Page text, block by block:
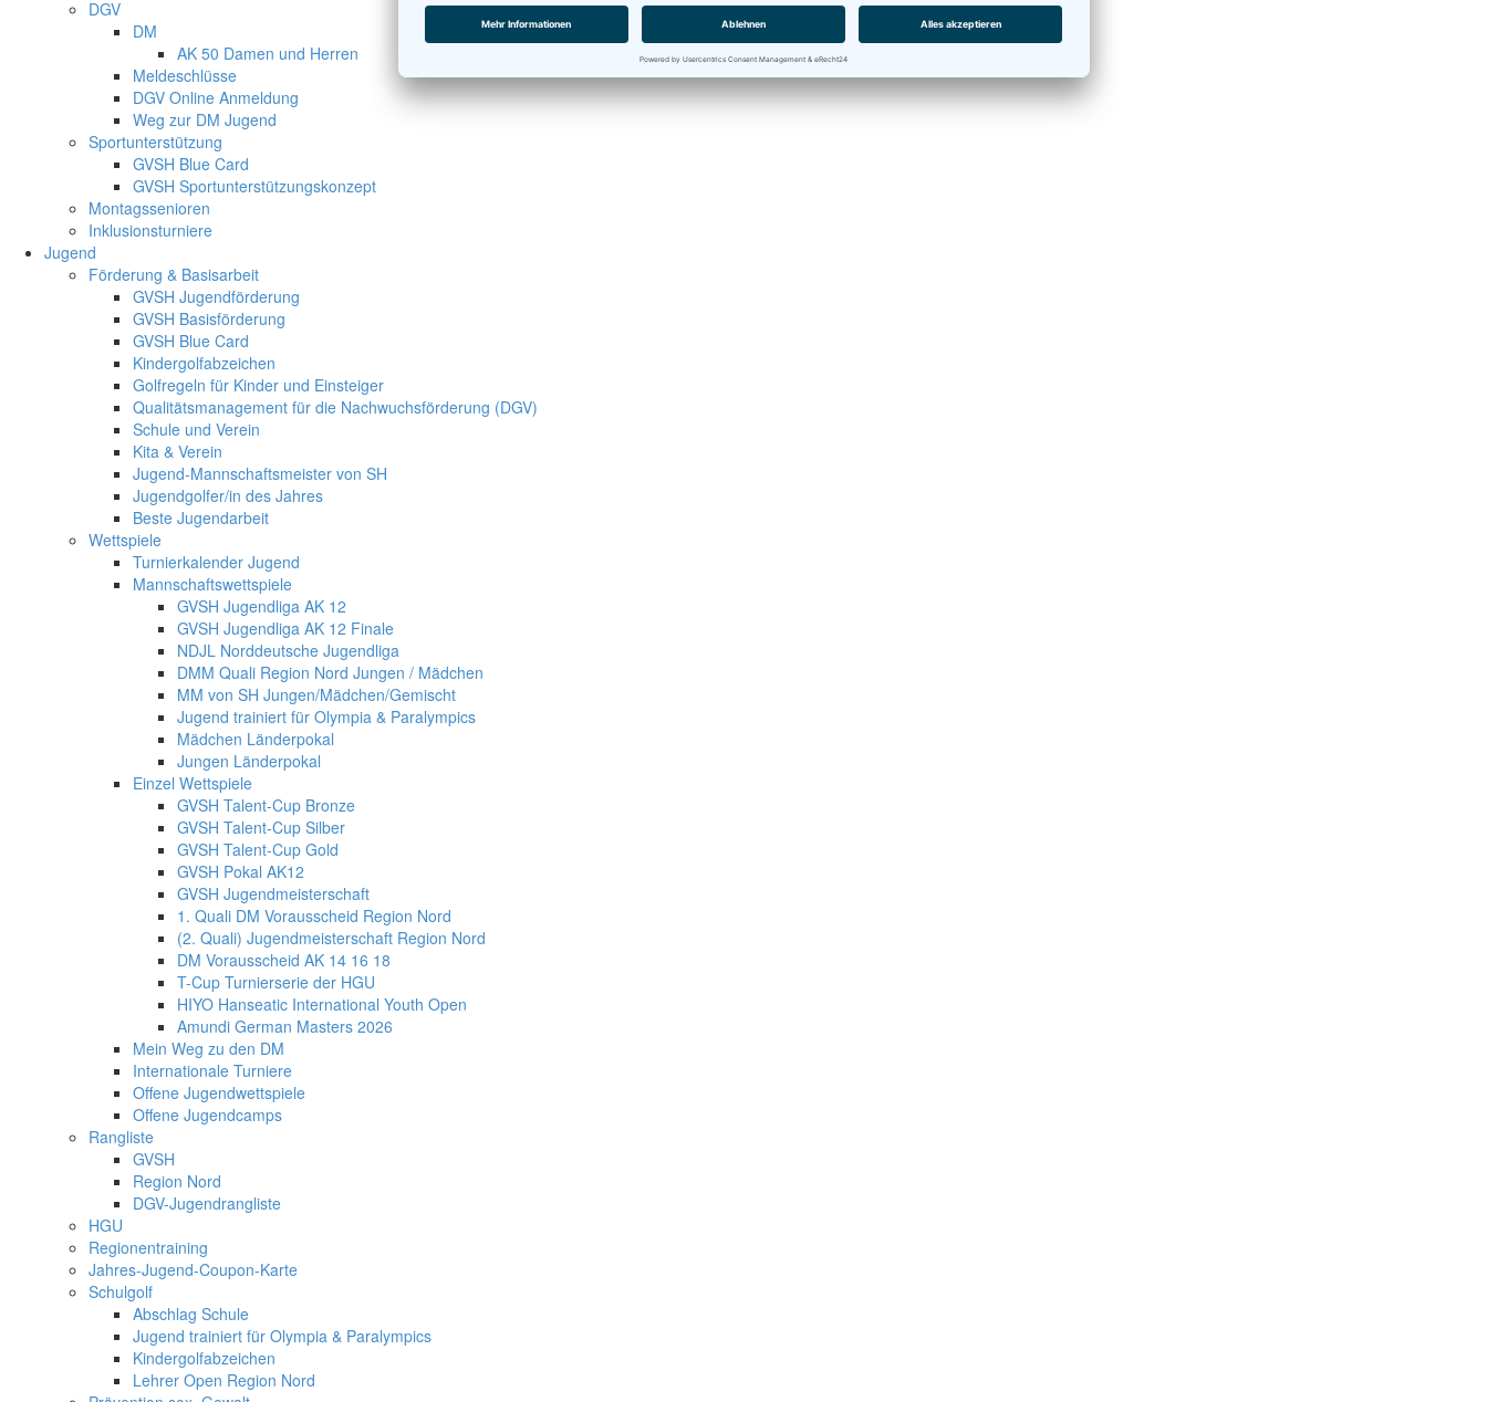
DGV
DM
AK 50 Damen und Herren
Meldeschlüsse
DGV Online Anmeldung
Weg zur DM Jugend
Sportunterstützung
GVSH Blue Card
GVSH Sportunterstützungskonzept
Montagssenioren
Inklusionsturniere
Jugend
Förderung & Basisarbeit
GVSH Jugendförderung
GVSH Basisförderung
GVSH Blue Card
Kindergolfabzeichen
Golfregeln für Kinder und Einsteiger
Qualitätsmanagement für die Nachwuchsförderung (DGV)
Schule und Verein
Kita & Verein
Jugend-Mannschaftsmeister von SH
Jugendgolfer/in des Jahres
Beste Jugendarbeit
Wettspiele
Turnierkalender Jugend
Mannschaftswettspiele
GVSH Jugendliga AK 12
GVSH Jugendliga AK 12 Finale
NDJL Norddeutsche Jugendliga
DMM Quali Region Nord Jungen / Mädchen
MM von SH Jungen/Mädchen/Gemischt
Jugend trainiert für Olympia & Paralympics
Mädchen Länderpokal
Jungen Länderpokal
Einzel Wettspiele
GVSH Talent-Cup Bronze
GVSH Talent-Cup Silber
GVSH Talent-Cup Gold
GVSH Pokal AK12
GVSH Jugendmeisterschaft
1. Quali DM Vorausscheid Region Nord
(2. Quali) Jugendmeisterschaft Region Nord
DM Vorausscheid AK 14 16 18
T-Cup Turnierserie der HGU
HIYO Hanseatic International Youth Open
Amundi German Masters 2026
Mein Weg zu den DM
Internationale Turniere
Offene Jugendwettspiele
Offene Jugendcamps
Rangliste
GVSH
Region Nord
DGV-Jugendrangliste
HGU
Regionentraining
Jahres-Jugend-Coupon-Karte
Schulgolf
Abschlag Schule
Jugend trainiert für Olympia & Paralympics
Kindergolfabzeichen
Lehrer Open Region Nord